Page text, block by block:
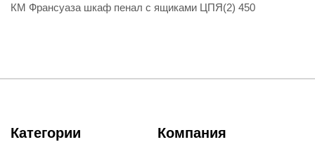
КМ Франсуаза шкаф пенал с ящиками ЦПЯ(2) 450
Категории Компания